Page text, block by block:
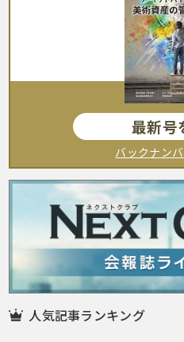
最新号
バックナン
人気記事ランキング